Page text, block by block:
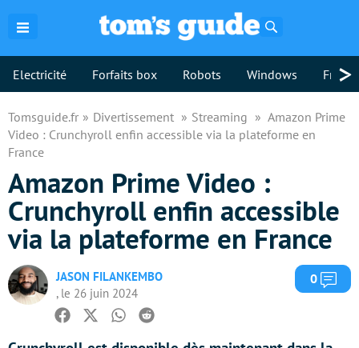
Electricité Forfaits box Robots Windows >
Tomsguide.fr Divertissement Streaming
Amazon Prime
Video : Crunchyroll enfin accessible via la plateforme en
France
Amazon Prime Video :
Crunchyroll enfin accessible
via la plateforme en France
JASON FILANKEMBO
, le 26 juin 2024
0
Facebook
TwitterWhatsapp
Reddit